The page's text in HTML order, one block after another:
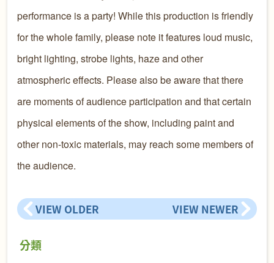
performance is a party! While this production is friendly
for the whole family, please note it features loud music,
bright lighting, strobe lights, haze and other
atmospheric effects. Please also be aware that there
are moments of audience participation and that certain
physical elements of the show, including paint and
other non-toxic materials, may reach some members of
the audience.
VIEW OLDER VIEW NEWER
分類